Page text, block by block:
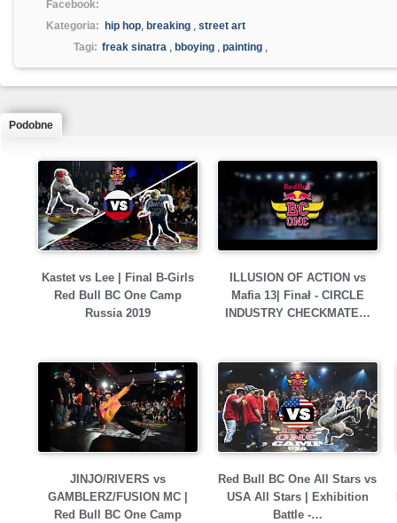
Facebook:
Kategoria:
hip hop, breaking , street art
Tagi: freak sinatra , bboying , painting ,
Podobne
Kastet vs Lee | Final B-Girls
Red Bull BC One Camp
Russia 2019
ILLUSION OF ACTION vs
Mafia 13| Finał - CIRCLE
INDUSTRY CHECKMATE…
JINJO/RIVERS vs
GAMBLERZ/FUSION MC |
Red Bull BC One Camp
Red Bull BC One All Stars vs
USA All Stars | Exhibition
Battle -…